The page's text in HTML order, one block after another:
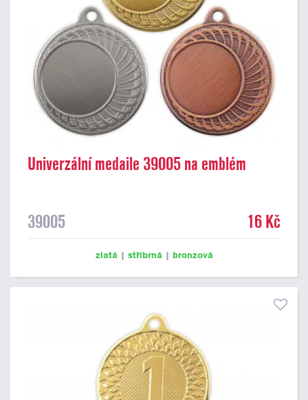
Univerzální medaile 39005 na emblém
39005 16 Kč
zlatá | stříbrná | bronzová